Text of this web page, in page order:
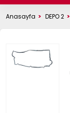
Anasayfa DEPO 2